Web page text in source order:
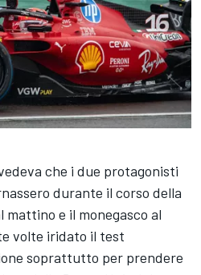
che i due protagonisti
durante il corso della
e il monegasco al
volte iridato il test
soprattutto per prendere